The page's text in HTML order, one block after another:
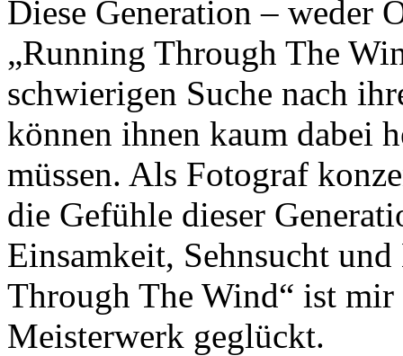
Diese Generation – weder
„Running Through The
schwierigen Suche nach
können ihnen kaum dabei
müssen. Als Fotograf
die Gefühle dieser
Einsamkeit, Sehnsucht
Through The Wind“ ist
Meisterwerk geglückt.